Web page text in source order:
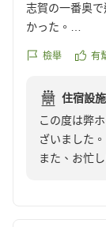
志賀の一番奥
かった。
が欲しい。
クチコミの詳
https://
檢舉 有
住宿設
この度は弊
ざいました。
また、お忙